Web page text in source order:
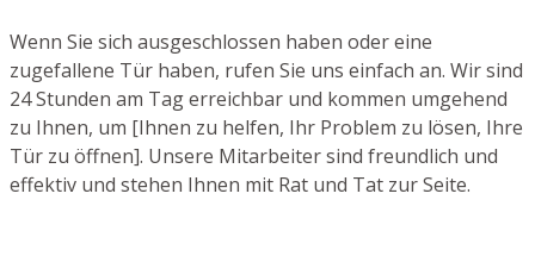
Wenn Sie sich ausgeschlossen haben oder eine
zugefallene Tür haben, rufen Sie uns einfach an. Wir sind
24 Stunden am Tag erreichbar und kommen umgehend
zu Ihnen, um [Ihnen zu helfen, Ihr Problem zu lösen, Ihre
Tür zu öffnen]. Unsere Mitarbeiter sind freundlich und
effektiv und stehen Ihnen mit Rat und Tat zur Seite.